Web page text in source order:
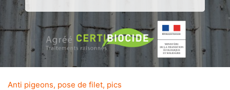
Anti pigeons, pose de filet, pics